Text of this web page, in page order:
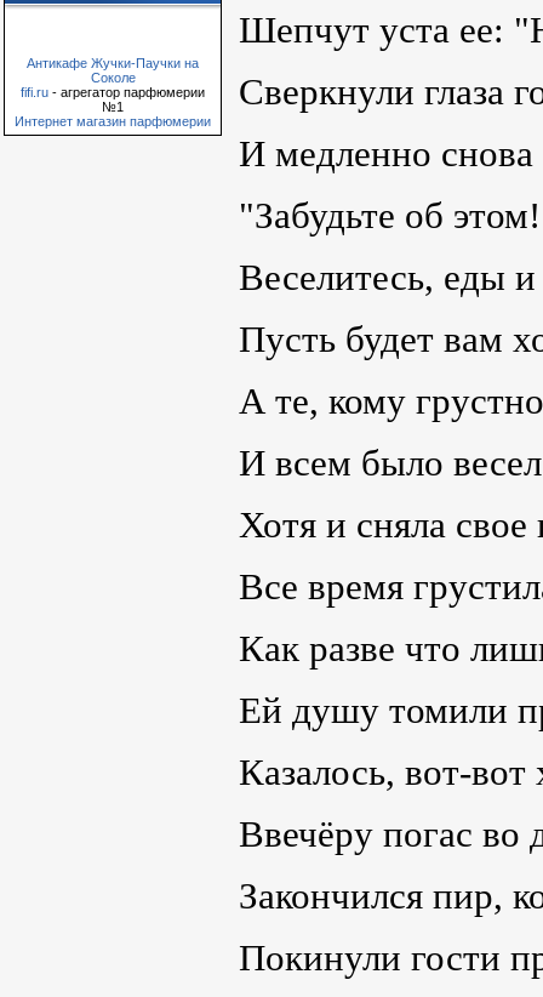
Антикафе Жучки-Паучки на
Соколе
fifi.ru - агрегатор парфюмерии
№1
Интернет магазин парфюмерии
Шепчут уста ее:
Сверкнули глаза
И медленно снова
"Забудьте об
Веселитесь, еды
Пусть будет вам
А те, кому
И всем было
Хотя и сняла свое
Все время
Как разве что
Ей душу томили
Казалось, вот-
Ввечёру погас во
Закончился пир,
Покинули гости